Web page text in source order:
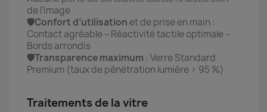
de l’image
🛡️Confort d’utilisation et de prise en main :
Contact agréable – Réactivité tactile optimale –
Bords arrondis
🛡️Transparence maximum : Verre Standard
Premium (taux de pénétration lumière > 95 %)
Traitements de la vitre